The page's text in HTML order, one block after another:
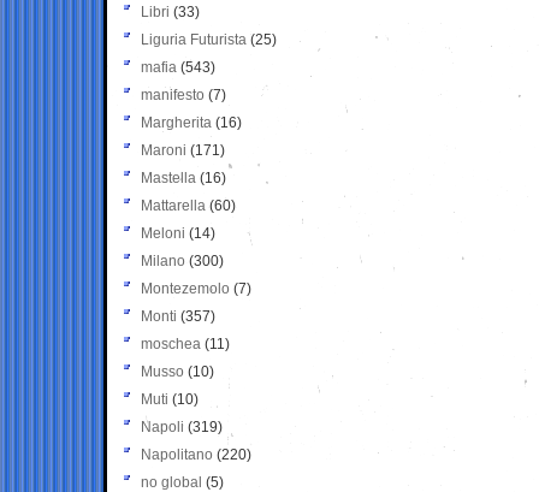
Libri (33)
Liguria Futurista (25)
mafia (543)
manifesto (7)
Margherita (16)
Maroni (171)
Mastella (16)
Mattarella (60)
Meloni (14)
Milano (300)
Montezemolo (7)
Monti (357)
moschea (11)
Musso (10)
Muti (10)
Napoli (319)
Napolitano (220)
no global (5)